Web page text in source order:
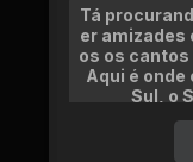
Tá
er amizades
os os cantos
Aqui é
Sul, o